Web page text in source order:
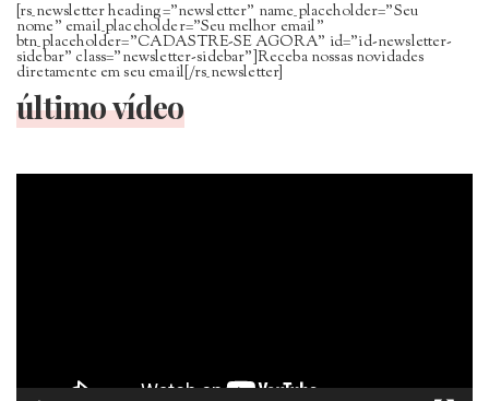
[rs_newsletter heading=”newsletter” name_placeholder=”Seu
nome” email_placeholder=”Seu melhor email”
btn_placeholder=”CADASTRE-SE AGORA” id=”id-newsletter-
sidebar” class=”newsletter-sidebar”]Receba nossas novidades
diretamente em seu email[/rs_newsletter]
último vídeo
Tocador